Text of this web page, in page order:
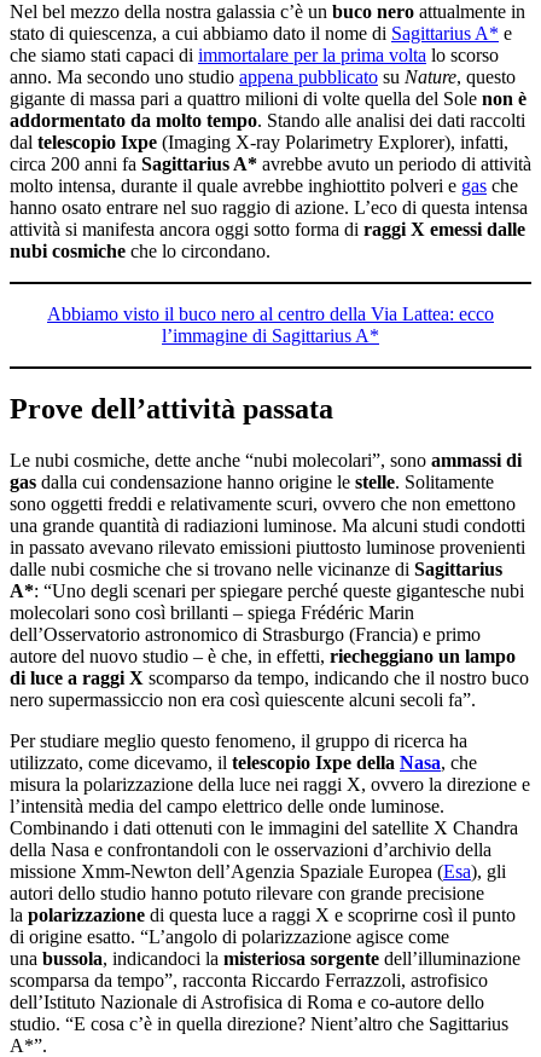
Nel bel mezzo della nostra galassia c’è un buco nero attualmente in
stato di quiescenza, a cui abbiamo dato il nome di Sagittarius A* e
che siamo stati capaci di immortalare per la prima volta lo scorso
anno. Ma secondo uno studio appena pubblicato su Nature, questo
gigante di massa pari a quattro milioni di volte quella del Sole non è
addormentato da molto tempo. Stando alle analisi dei dati raccolti
dal telescopio Ixpe (Imaging X-ray Polarimetry Explorer), infatti,
circa 200 anni fa Sagittarius A* avrebbe avuto un periodo di attività
molto intensa, durante il quale avrebbe inghiottito polveri e gas che
hanno osato entrare nel suo raggio di azione. L’eco di questa intensa
attività si manifesta ancora oggi sotto forma di raggi X emessi dalle
nubi cosmiche che lo circondano.
Abbiamo visto il buco nero al centro della Via Lattea: ecco
l’immagine di Sagittarius A*
Prove dell’attività passata
Le nubi cosmiche, dette anche “nubi molecolari”, sono ammassi di
gas dalla cui condensazione hanno origine le stelle. Solitamente
sono oggetti freddi e relativamente scuri, ovvero che non emettono
una grande quantità di radiazioni luminose. Ma alcuni studi condotti
in passato avevano rilevato emissioni piuttosto luminose provenienti
dalle nubi cosmiche che si trovano nelle vicinanze di Sagittarius
A*: “Uno degli scenari per spiegare perché queste gigantesche nubi
molecolari sono così brillanti – spiega Frédéric Marin
dell’Osservatorio astronomico di Strasburgo (Francia) e primo
autore del nuovo studio – è che, in effetti, riecheggiano un lampo
di luce a raggi X scomparso da tempo, indicando che il nostro buco
nero supermassiccio non era così quiescente alcuni secoli fa”.
Per studiare meglio questo fenomeno, il gruppo di ricerca ha
utilizzato, come dicevamo, il telescopio Ixpe della Nasa, che
misura la polarizzazione della luce nei raggi X, ovvero la direzione e
l’intensità media del campo elettrico delle onde luminose.
Combinando i dati ottenuti con le immagini del satellite X Chandra
della Nasa e confrontandoli con le osservazioni d’archivio della
missione Xmm-Newton dell’Agenzia Spaziale Europea (Esa), gli
autori dello studio hanno potuto rilevare con grande precisione
la polarizzazione di questa luce a raggi X e scoprirne così il punto
di origine esatto. “L’angolo di polarizzazione agisce come
una bussola, indicandoci la misteriosa sorgente dell’illuminazione
scomparsa da tempo”, racconta Riccardo Ferrazzoli, astrofisico
dell’Istituto Nazionale di Astrofisica di Roma e co-autore dello
studio. “E cosa c’è in quella direzione? Nient’altro che Sagittarius
A*”.